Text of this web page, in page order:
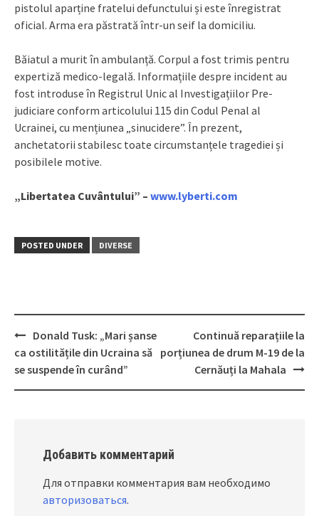
pistolul aparține fratelui defunctului și este înregistrat
oficial. Arma era păstrată într-un seif la domiciliu.
Băiatul a murit în ambulanță. Corpul a fost trimis pentru
expertiză medico-legală. Informațiile despre incident au
fost introduse în Registrul Unic al Investigațiilor Pre-
judiciare conform articolului 115 din Codul Penal al
Ucrainei, cu mențiunea „sinucidere”. În prezent,
anchetatorii stabilesc toate circumstanțele tragediei și
posibilele motive.
„Libertatea Cuvântului” – www.lyberti.com
POSTED UNDER DIVERSE
Post
navigation
Donald Tusk: „Mari șanse
ca ostilitățile din Ucraina să
se suspende în curând”
Continuă reparațiile la
porțiunea de drum M-19 de la
Cernăuți la Mahala
Добавить комментарий
Для отправки комментария вам необходимо
авторизоваться.